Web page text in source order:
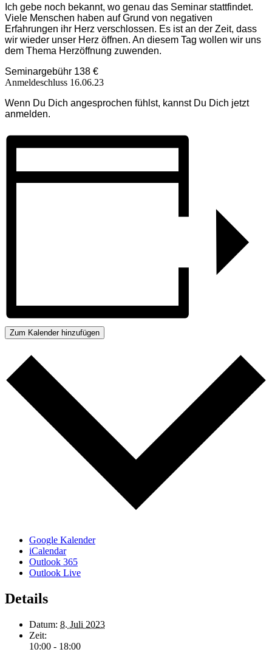
Ich gebe noch bekannt, wo genau das Seminar stattfindet.
Viele Menschen haben auf Grund von negativen
Erfahrungen ihr Herz verschlossen. Es ist an der Zeit, dass
wir wieder unser Herz öffnen. An diesem Tag wollen wir uns
dem Thema Herzöffnung zuwenden.
Seminargebühr 138 €
Anmeldeschluss 16.06.23
Wenn Du Dich angesprochen fühlst, kannst Du Dich jetzt
anmelden.
Zum Kalender hinzufügen
Google Kalender
iCalendar
Outlook 365
Outlook Live
Details
Datum: 8. Juli 2023
Zeit:
10:00 - 18:00